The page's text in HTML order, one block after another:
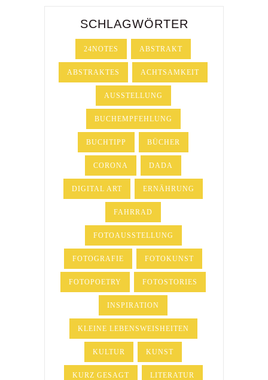
SCHLAGWÖRTER
24NOTES ABSTRAKT
ABSTRAKTES ACHTSAMKEIT
AUSSTELLUNG
BUCHEMPFEHLUNG
BUCHTIPP BÜCHER
CORONA DADA
DIGITAL ART ERNÄHRUNG
FAHRRAD
FOTOAUSSTELLUNG
FOTOGRAFIE FOTOKUNST
FOTOPOETRY FOTOSTORIES
INSPIRATION
KLEINE LEBENSWEISHEITEN
KULTUR KUNST
KURZ GESAGT LITERATUR